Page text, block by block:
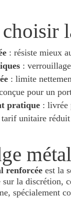
: résiste mieux
:
: limite
pour un
pratique : livrée
unitaire réduit
renforcée est la
sur la discrétion,
spécialement